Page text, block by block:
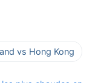
vs Hong Kong